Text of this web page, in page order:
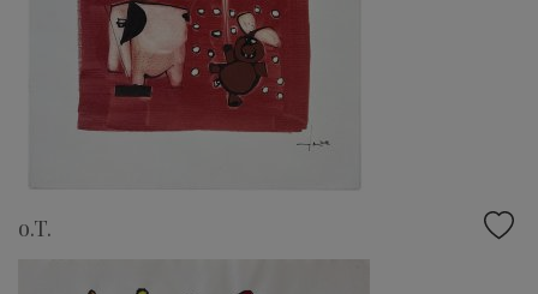
o.T.